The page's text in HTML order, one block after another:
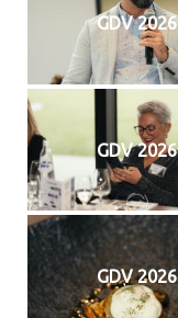
GDV 2026
GDV 2026
GDV 2026